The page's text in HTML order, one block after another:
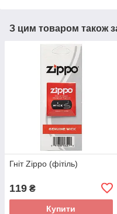
З цим товаром також
Гніт Zippo (фітіль)
119 ₴
Купити